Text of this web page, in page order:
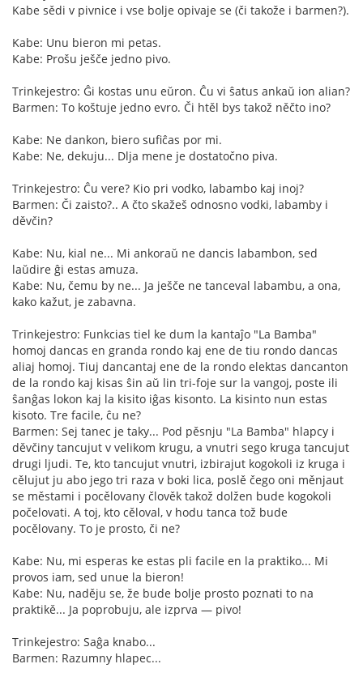
Kabe sědi v pivnice i vse bolje opivaje se (či takože i barmen?).
Kabe: Unu bieron mi petas.
Kabe: Prošu ješče jedno pivo.
Trinkejestro: Ĝi kostas unu eŭron. Ĉu vi ŝatus ankaŭ ion alian?
Barmen: To koštuje jedno evro. Či htěl bys takož něčto ino?
Kabe: Ne dankon, biero sufiĉas por mi.
Kabe: Ne, dekuju... Dlja mene je dostatočno piva.
Trinkejestro: Ĉu vere? Kio pri vodko, labambo kaj inoj?
Barmen: Či zaisto?.. A čto skažeš odnosno vodki, labamby i
děvčin?
Kabe: Nu, kial ne... Mi ankoraŭ ne dancis labambon, sed
laŭdire ĝi estas amuza.
Kabe: Nu, čemu by ne... Ja ješče ne tanceval labambu, a ona,
kako kažut, je zabavna.
Trinkejestro: Funkcias tiel ke dum la kantaĵo "La Bamba"
homoj dancas en granda rondo kaj ene de tiu rondo dancas
aliaj homoj. Tiuj dancantaj ene de la rondo elektas dancanton
de la rondo kaj kisas ŝin aŭ lin tri-foje sur la vangoj, poste ili
ŝanĝas lokon kaj la kisito iĝas kisonto. La kisinto nun estas
kisoto. Tre facile, ĉu ne?
Barmen: Sej tanec je taky... Pod pěsnju "La Bamba" hlapcy i
děvčiny tancujut v velikom krugu, a vnutri sego kruga tancujut
drugi ljudi. Te, kto tancujut vnutri, izbirajut kogokoli iz kruga i
cělujut ju abo jego tri raza v boki lica, poslě čego oni měnjaut
se městami i pocělovany člověk takož dolžen bude kogokoli
počelovati. A toj, kto cěloval, v hodu tanca tož bude
pocělovany. To je prosto, či ne?
Kabe: Nu, mi esperas ke estas pli facile en la praktiko... Mi
provos iam, sed unue la bieron!
Kabe: Nu, naděju se, že bude bolje prosto poznati to na
praktikě... Ja poprobuju, ale izprva — pivo!
Trinkejestro: Saĝa knabo...
Barmen: Razumny hlapec...